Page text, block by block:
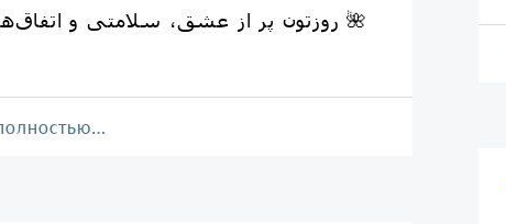
روزتون پر از عشق، سلامتی و